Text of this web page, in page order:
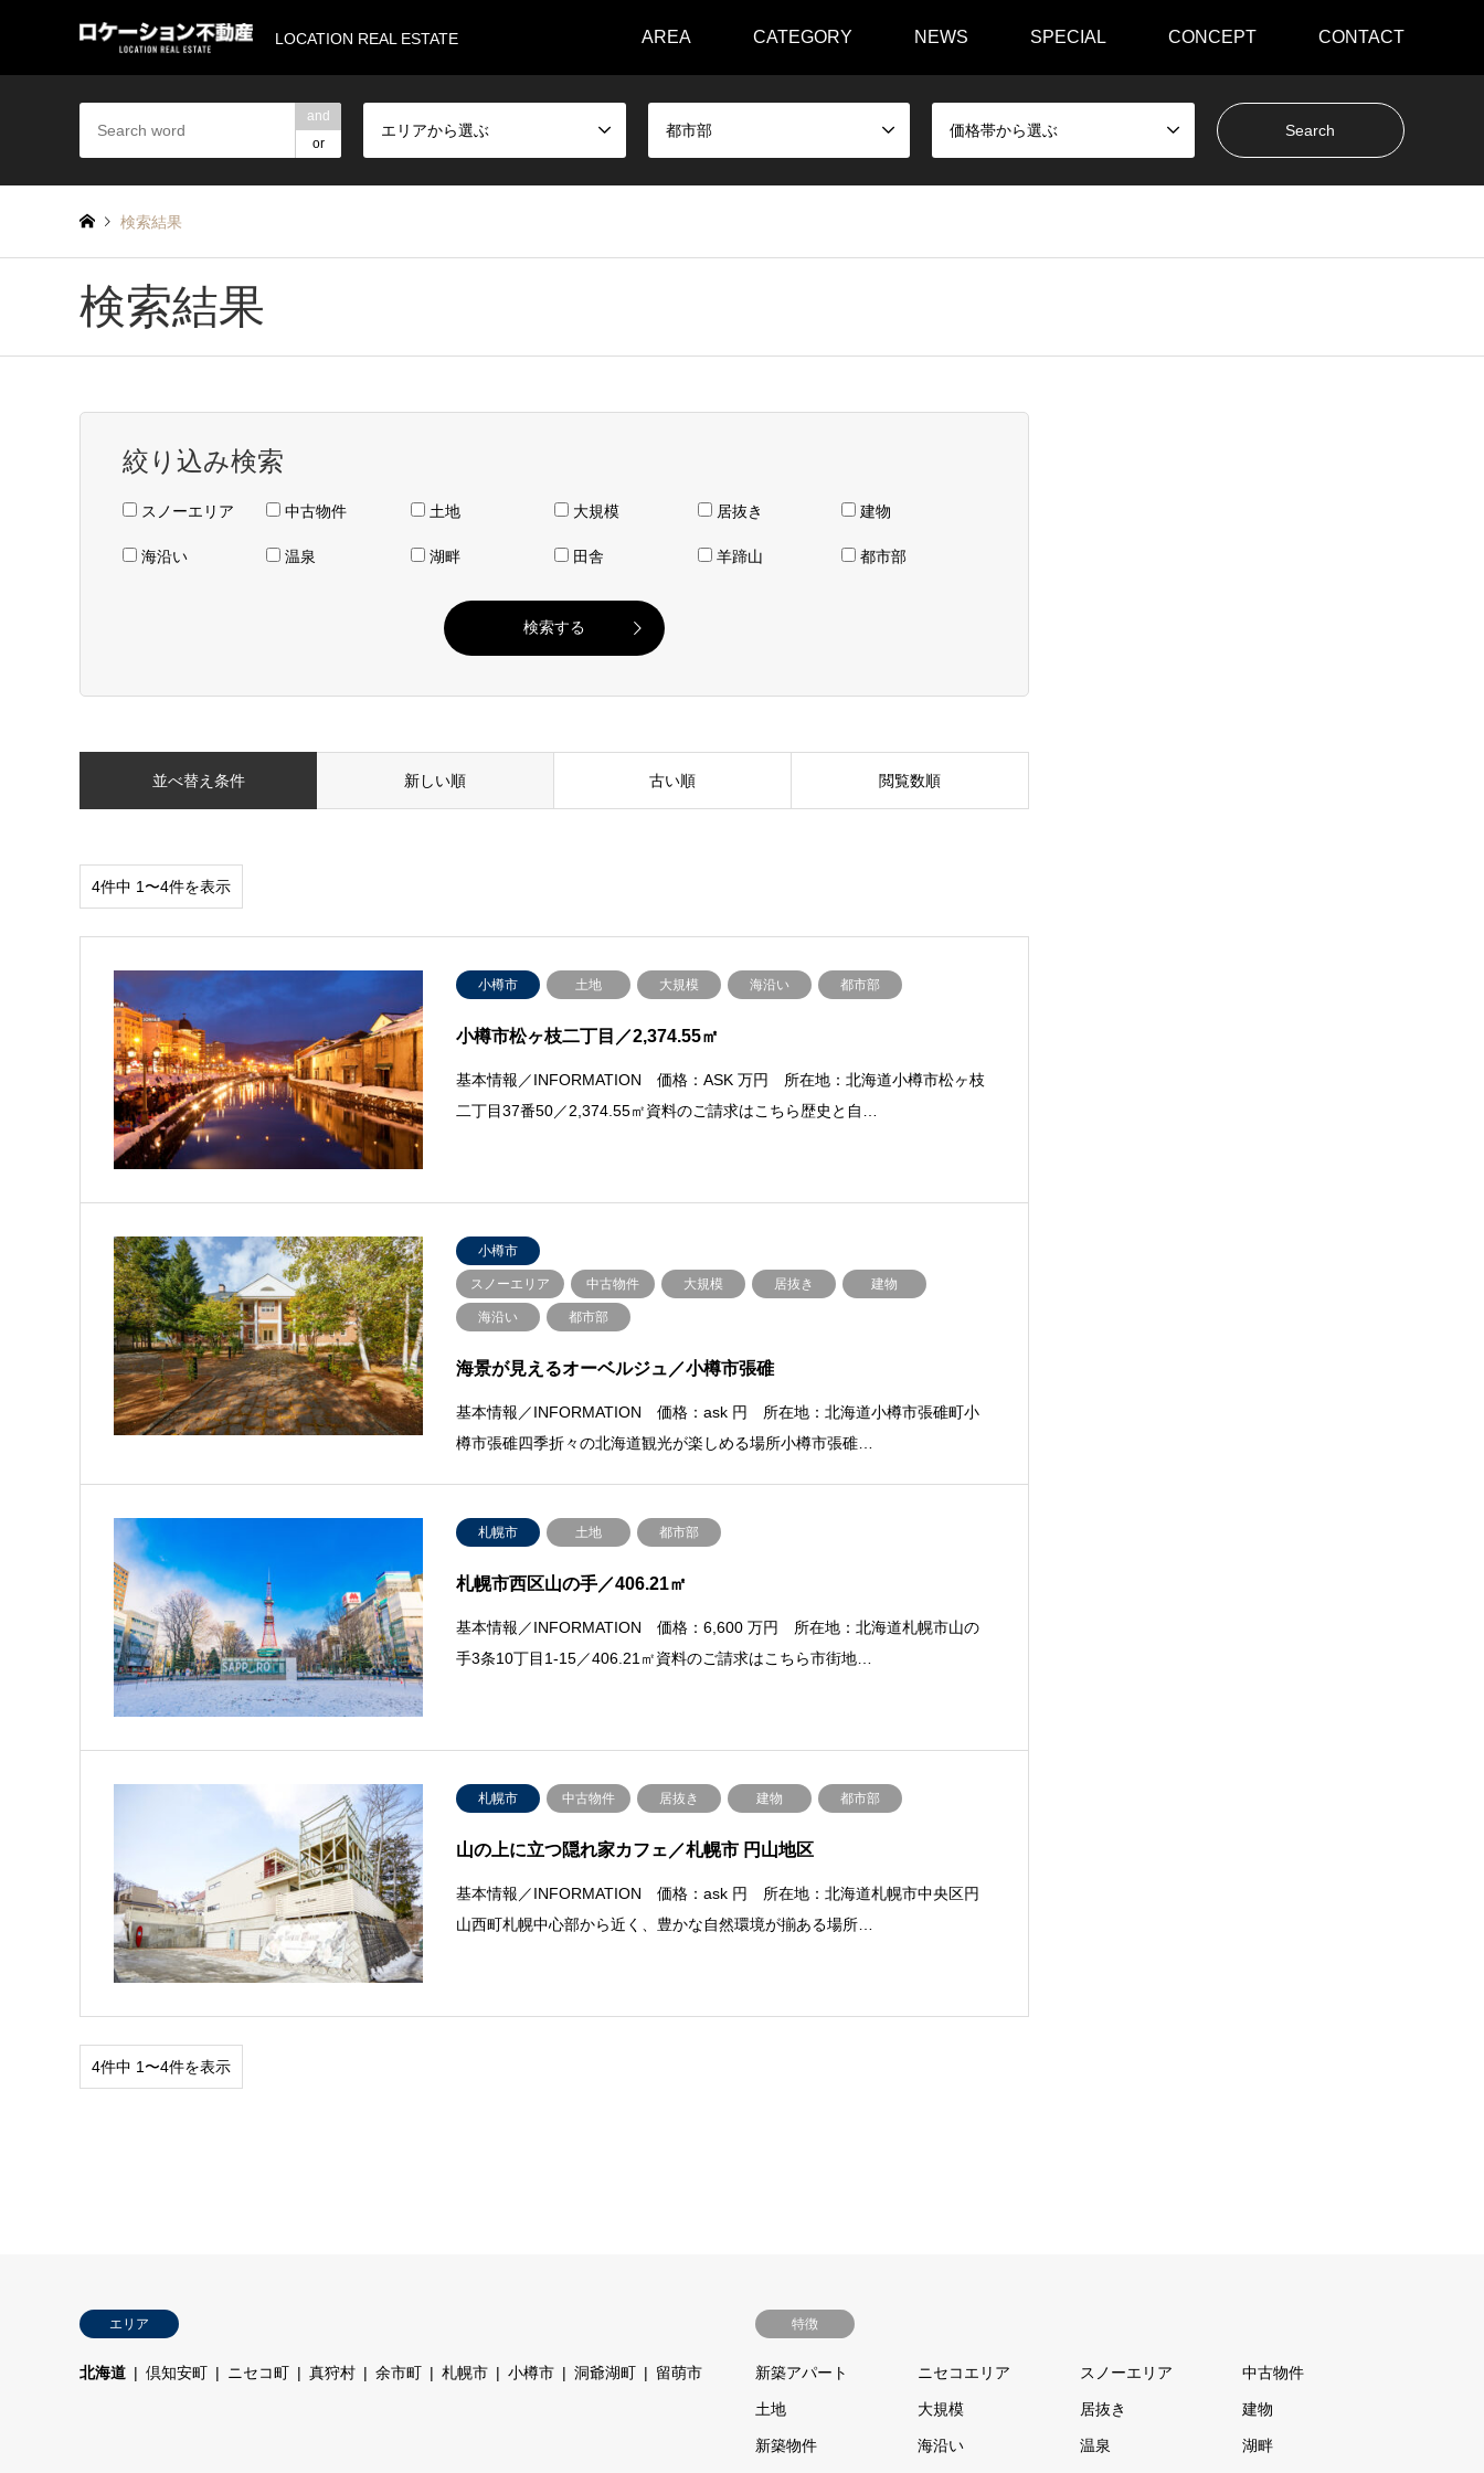
LOCATION REAL ESTATE AREA CATEGORY NEWS SPECIAL CONCEPT CONTACT
and
or
エリアから選ぶ 都市部 価格帯から選ぶ
検索結果
検索結果
絞り込み検索
スノーエリア 中古物件 土地 大規模 居抜き 建物
海沿い 温泉 湖畔 田舎 羊蹄山 都市部
並べ替え条件 新しい順 古い順 閲覧数順
4件中 1〜4件を表示
小樽市 土地 大規模 海沿い 都市部
小樽市松ヶ枝二丁目／2,374.55㎡
基本情報／INFORMATION 価格：ASK 万円 所在地：北海道小樽市松ヶ枝
二丁目37番50／2,374.55㎡資料のご請求はこちら歴史と自…
小樽市
スノーエリア 中古物件 大規模 居抜き 建物
海沿い 都市部
海景が見えるオーベルジュ／小樽市張碓
基本情報／INFORMATION 価格：ask 円 所在地：北海道小樽市張碓町小
樽市張碓四季折々の北海道観光が楽しめる場所小樽市張碓…
札幌市 土地 都市部
札幌市西区山の手／406.21㎡
基本情報／INFORMATION 価格：6,600 万円 所在地：北海道札幌市山の
手3条10丁目1-15／406.21㎡資料のご請求はこちら市街地…
札幌市 中古物件 居抜き 建物 都市部
山の上に立つ隠れ家カフェ／札幌市 円山地区
基本情報／INFORMATION 価格：ask 円 所在地：北海道札幌市中央区円
山西町札幌中心部から近く、豊かな自然環境が揃ある場所…
4件中 1〜4件を表示
エリア
北海道 倶知安町 ニセコ町 真狩村 余市町 札幌市 小樽市 洞爺湖町 留萌市
特徴
新築アパート ニセコエリア スノーエリア 中古物件
土地 大規模 居抜き 建物
新築物件 海沿い 温泉 湖畔